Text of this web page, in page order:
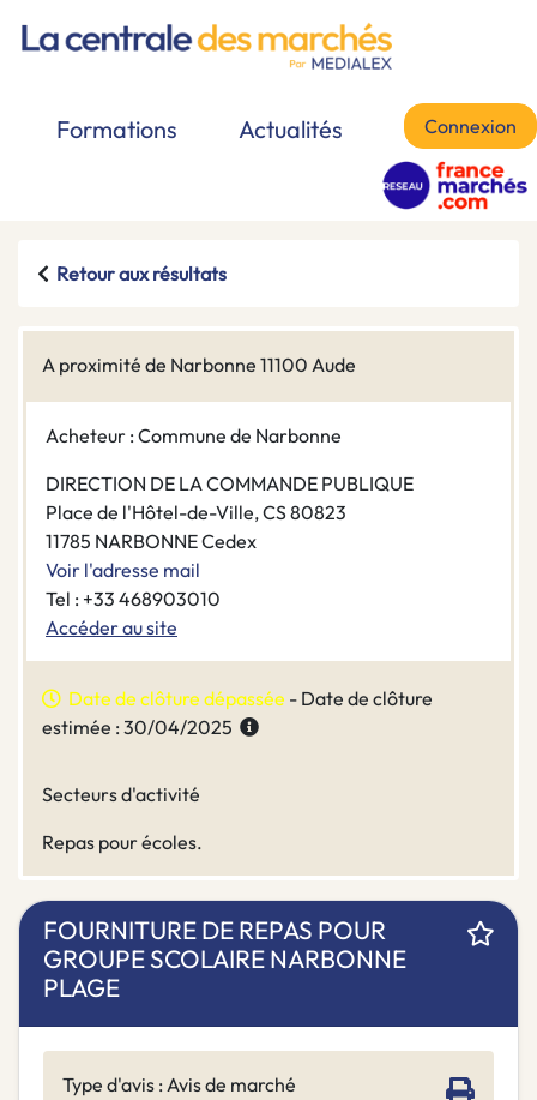
Formations Actualités Connexion
Retour aux résultats
A proximité de Narbonne 11100 Aude
Acheteur : Commune de Narbonne
DIRECTION DE LA COMMANDE PUBLIQUE
Place de l'Hôtel-de-Ville, CS 80823
11785 NARBONNE Cedex
Voir l'adresse mail
Tel : +33 468903010
Accéder au site
Date de clôture dépassée - Date de clôture
estimée : 30/04/2025
Secteurs d'activité
Repas pour écoles.
FOURNITURE DE REPAS POUR
GROUPE SCOLAIRE NARBONNE
PLAGE
Type d'avis : Avis de marché